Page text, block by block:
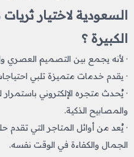
السعودية لاختيار
الكبيرة ؟
· لأنه يجمع بين التصميم العصري
· يقدم خدمات متميزة تلبي
· يُحدث متجره الإلكتروني
والمصابيح الذكية.
· يُعد من أوائل المتاجر التي تقدم
الجمال والكفاءة في الوقت نفسه.